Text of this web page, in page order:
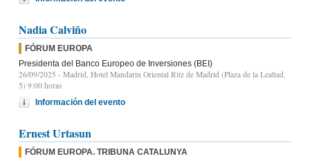
Nadia Calviño
FÓRUM EUROPA
Presidenta del Banco Europeo de Inversiones (BEI)
26/09/2025 - Madrid, Hotel Mandarin Oriental Ritz de Madrid (Plaza de la Lealtad,
5) 9:00 horas
Información del evento
Ernest Urtasun
FÓRUM EUROPA. TRIBUNA CATALUNYA